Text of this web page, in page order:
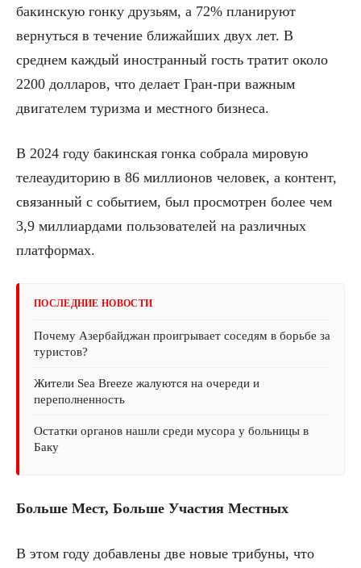
бакинскую гонку друзьям, а 72% планируют
вернуться в течение ближайших двух лет. В
среднем каждый иностранный гость тратит около
2200 долларов, что делает Гран-при важным
двигателем туризма и местного бизнеса.
В 2024 году бакинская гонка собрала мировую
телеаудиторию в 86 миллионов человек, а контент,
связанный с событием, был просмотрен более чем
3,9 миллиардами пользователей на различных
платформах.
ПОСЛЕДНИЕ НОВОСТИ
Почему Азербайджан проигрывает соседям в борьбе за
туристов?
Жители Sea Breeze жалуются на очереди и
переполненность
Остатки органов нашли среди мусора у больницы в
Баку
Больше Мест, Больше Участия Местных
В этом году добавлены две новые трибуны, что